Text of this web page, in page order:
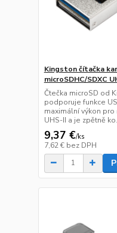
Kingston čítačka
microSDHC/SDXC
Čtečka microSD od
podporuje funkce
maximální výkon
UHS-II a je zpětně
9,37 €/ks
7,62 € bez DPH